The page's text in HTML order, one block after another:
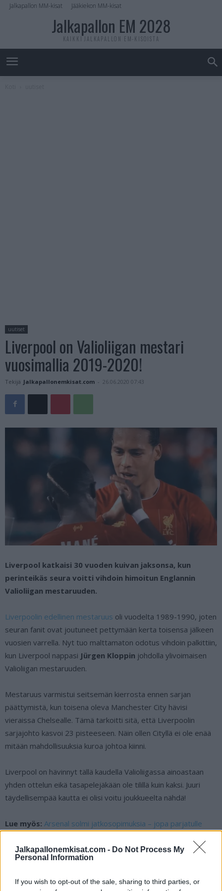
Jalkapallonemkisat.com - Do Not Process My
Personal Information
If you wish to opt-out of the sale, sharing to third parties, or
Jalkapallon MM-kisat Jääkiekon MM-kisat
Jalkapallon EM 2028
KAIKKI JALKAPALLON EM-KISOISTA
uutiset
Liverpool on Valioliigan mestari
vuosimallia 2019-2020!
Tekijä Jalkapallonemkisat.com - 26.06.2020 07:43
Liverpool katkaisi 30 vuoden kuivan jaksonsa, kun
perinteikäs seura voitti vihdoin himoitun Englannin
Valioliigan mestaruuden.
Liverpoolin edellinen mestaruus oli vuodelta 1989-1990, joten
seuran fanit ovat joutuneet pettymään kerta toisensa jälkeen
vuosien varrella. Nyt tuo malttamaton odotus vihdoin palkittiin,
kun Liverpool nappasi Jürgen Kloppin johdolla ylivoimaisen
Valioliigan mestaruuden.
Mestaruus varmistui seitsemän kierrosta ennen sarjan
päättymistä, kun toisena oleva Manchester City hävisi
vieraissa Chelsealle. Tämä tarkoitti sitä, että Liverpoolin
sarjajohto kasvoi 23 pisteeseen. Näin ollen Cityllä ei ole enää
mitään mahdollisuuksia kuroa johtoa kiinni.
Liverpool on hävinnyt tällä kaudella Valioliigassa ainoastaan
yhden ottelun eikä tasapelejäkään ole tilillä kuin kaksi. Juuri
täydellisempää kautta ei olisi voitu joukkueelta nähdä!
Lue myös: Arsenal solmi jatkosopimuksia – jopa parjatulle